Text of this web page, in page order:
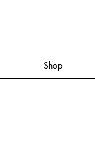
Shop